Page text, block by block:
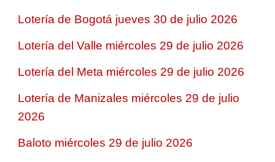
Lotería de Bogotá jueves 30 de julio 2026
Lotería del Valle miércoles 29 de julio 2026
Lotería del Meta miércoles 29 de julio 2026
Lotería de Manizales miércoles 29 de julio
2026
Baloto miércoles 29 de julio 2026